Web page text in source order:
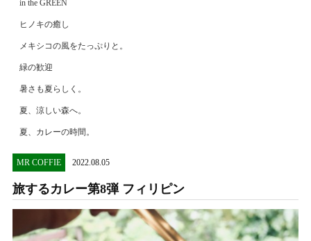
in the GREEN
ヒノキの癒し
メキシコの風をたっぷりと。
緑の歓迎
暑さも夏らしく。
夏、涼しい森へ。
夏、カレーの時間。
MR COFFIE 2022.08.05
旅するカレー第8弾 フィリピン